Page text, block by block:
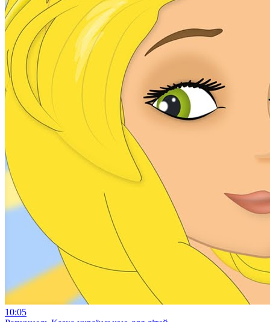
10:05